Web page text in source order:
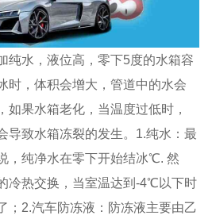
纯水，液位高，零下5度的水箱容
时，体积会增大，管道中的水会
如果水箱老化，当温度过低时，
导致水箱冻裂的发生。1.纯水：最
，纯净水在零下开始结冰℃. 然
冷热交换，当室温达到-4℃以下时
；2.汽车防冻液：防冻液主要由乙